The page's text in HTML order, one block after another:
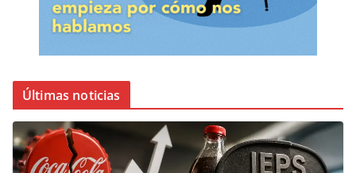
Últimas noticias